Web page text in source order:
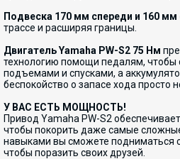
Подвеска 170 мм спереди и 160 мм
трассе и расширяя границы.
Двигатель Yamaha PW-S2 75 Нм
технологию помощи педалям, чтобы
подъемами и спусками, а
беспокойство о запасе хода просто
У ВАС ЕСТЬ МОЩНОСТЬ!
Привод Yamaha PW-S2
чтобы покорить даже самые
навыками вы сможете подниматься
чтобы поразить своих друзей.